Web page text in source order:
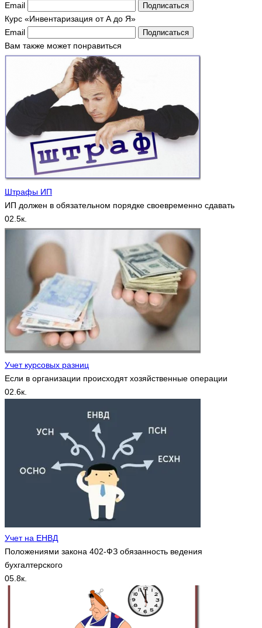
Email
Подписаться
Курс «Инвентаризация от А до Я»
Email
Подписаться
Вам также может понравиться
Штрафы ИП
ИП должен в обязательном порядке своевременно сдавать
02.5к.
Учет курсовых разниц
Если в организации происходят хозяйственные операции
02.6к.
Учет на ЕНВД
Положениями закона 402-ФЗ обязанность ведения
бухгалтерского
05.8к.